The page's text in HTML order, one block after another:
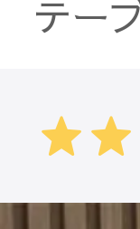
テー
ソフ